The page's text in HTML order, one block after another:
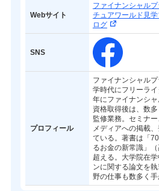
Webサイト
ファイナンシャル
チュアワールド見
ログ
SNS
プロフィール
ファイナンシャル
学時代にフリーラ
年にファイナンシ
資格取得後は、数
監修業務。セミナー
メディアへの掲載
ている。著書は「
るお金の新常識」
超える。大学院在
ンに関する論文を
野の仕事も数多く手